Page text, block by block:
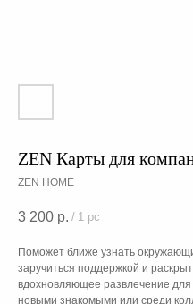
ZEN Карты для
ZEN HOME
3 200 р. / 1 pc
Поможет ближе узнать
заручиться поддержкой и
вдохновляющее развлечение для
новыми знакомыми или среди